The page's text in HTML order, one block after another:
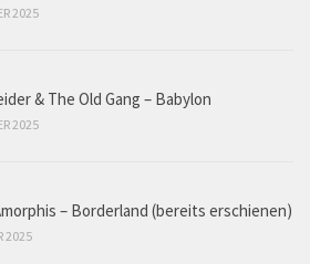
2025
& The Old Gang – Babylon
2025
– Borderland (bereits erschienen)
2025